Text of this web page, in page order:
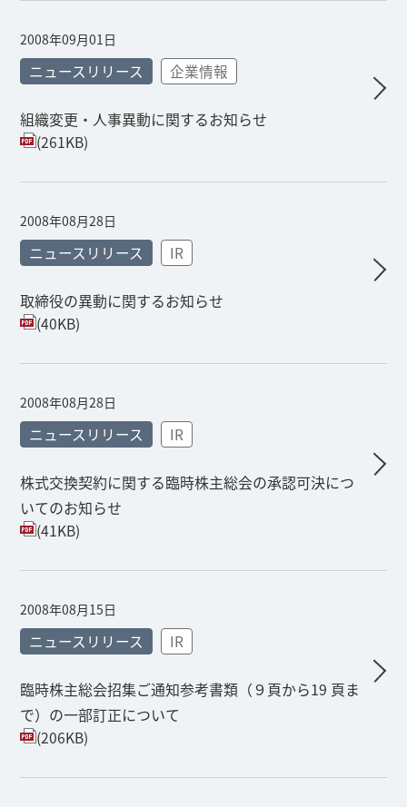
2008年09月01日
ニュースリリース 企業情報
組織変更・人事異動に関するお知らせ
(261KB)
2008年08月28日
ニュースリリース IR
取締役の異動に関するお知らせ
(40KB)
2008年08月28日
ニュースリリース IR
株式交換契約に関する臨時株主総会の承認可決につ
いてのお知らせ
(41KB)
2008年08月15日
ニュースリリース IR
臨時株主総会招集ご通知参考書類（９頁から19 頁ま
で）の一部訂正について
(206KB)